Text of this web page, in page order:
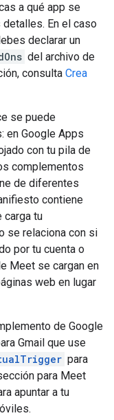
a qué app se
En el caso
declarar un
del archivo de
consulta Crea
se puede
en Google Apps
con tu pila de
complementos
de diferentes
contiene
carga tu
se relaciona con si
por tu cuenta o
Meet se cargan en
web en lugar
de Google
Gmail que use
para
para Meet
apuntar a tu